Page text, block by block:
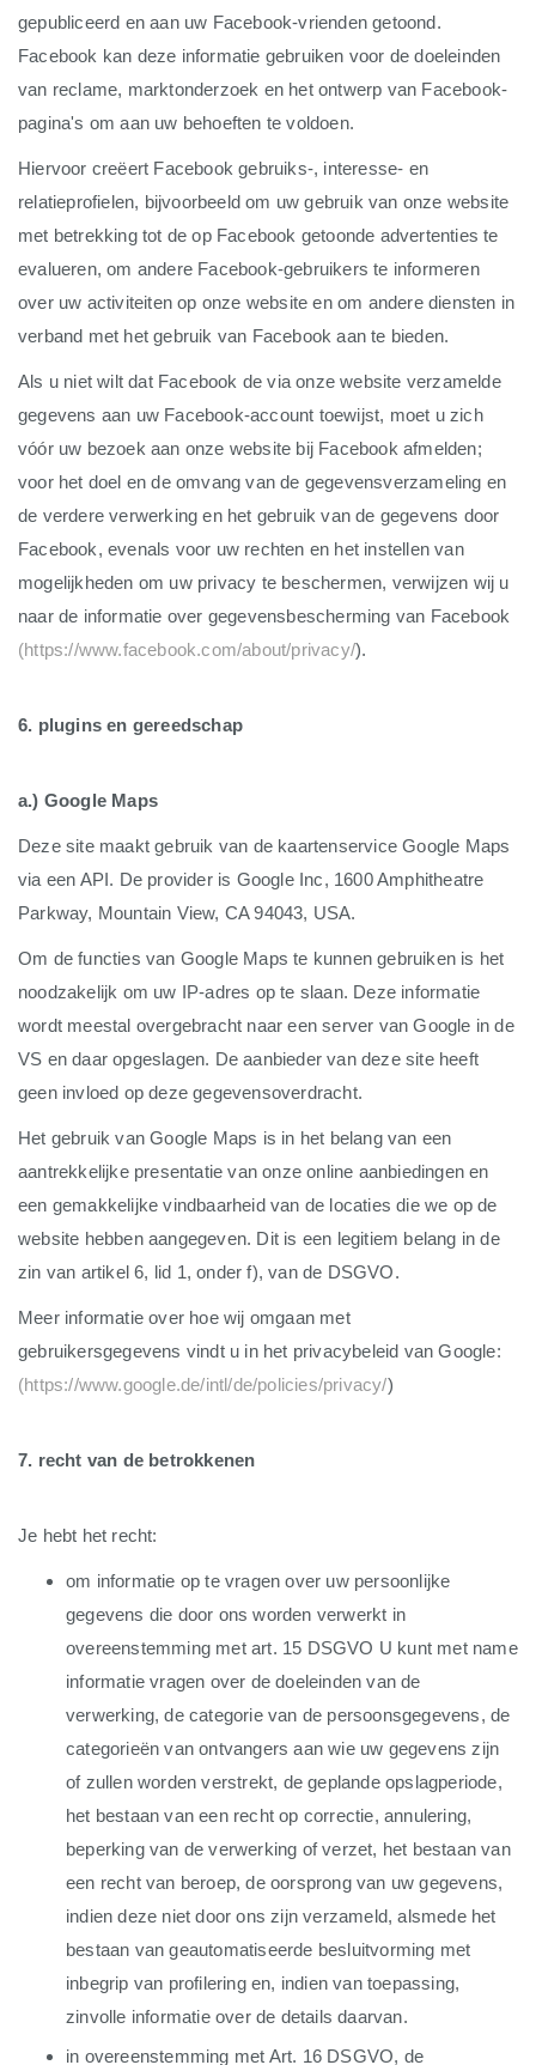
gepubliceerd en aan uw Facebook-vrienden getoond.
Facebook kan deze informatie gebruiken voor de doeleinden
van reclame, marktonderzoek en het ontwerp van Facebook-
pagina's om aan uw behoeften te voldoen.
Hiervoor creëert Facebook gebruiks-, interesse- en
relatieprofielen, bijvoorbeeld om uw gebruik van onze website
met betrekking tot de op Facebook getoonde advertenties te
evalueren, om andere Facebook-gebruikers te informeren
over uw activiteiten op onze website en om andere diensten in
verband met het gebruik van Facebook aan te bieden.
Als u niet wilt dat Facebook de via onze website verzamelde
gegevens aan uw Facebook-account toewijst, moet u zich
vóór uw bezoek aan onze website bij Facebook afmelden;
voor het doel en de omvang van de gegevensverzameling en
de verdere verwerking en het gebruik van de gegevens door
Facebook, evenals voor uw rechten en het instellen van
mogelijkheden om uw privacy te beschermen, verwijzen wij u
naar de informatie over gegevensbescherming van Facebook
(https://www.facebook.com/about/privacy/).
6. plugins en gereedschap
a.) Google Maps
Deze site maakt gebruik van de kaartenservice Google Maps
via een API. De provider is Google Inc, 1600 Amphitheatre
Parkway, Mountain View, CA 94043, USA.
Om de functies van Google Maps te kunnen gebruiken is het
noodzakelijk om uw IP-adres op te slaan. Deze informatie
wordt meestal overgebracht naar een server van Google in de
VS en daar opgeslagen. De aanbieder van deze site heeft
geen invloed op deze gegevensoverdracht.
Het gebruik van Google Maps is in het belang van een
aantrekkelijke presentatie van onze online aanbiedingen en
een gemakkelijke vindbaarheid van de locaties die we op de
website hebben aangegeven. Dit is een legitiem belang in de
zin van artikel 6, lid 1, onder f), van de DSGVO.
Meer informatie over hoe wij omgaan met
gebruikersgegevens vindt u in het privacybeleid van Google:
(https://www.google.de/intl/de/policies/privacy/)
7. recht van de betrokkenen
Je hebt het recht:
om informatie op te vragen over uw persoonlijke
gegevens die door ons worden verwerkt in
overeenstemming met art. 15 DSGVO U kunt met name
informatie vragen over de doeleinden van de
verwerking, de categorie van de persoonsgegevens, de
categorieën van ontvangers aan wie uw gegevens zijn
of zullen worden verstrekt, de geplande opslagperiode,
het bestaan van een recht op correctie, annulering,
beperking van de verwerking of verzet, het bestaan van
een recht van beroep, de oorsprong van uw gegevens,
indien deze niet door ons zijn verzameld, alsmede het
bestaan van geautomatiseerde besluitvorming met
inbegrip van profilering en, indien van toepassing,
zinvolle informatie over de details daarvan.
in overeenstemming met Art. 16 DSGVO, de